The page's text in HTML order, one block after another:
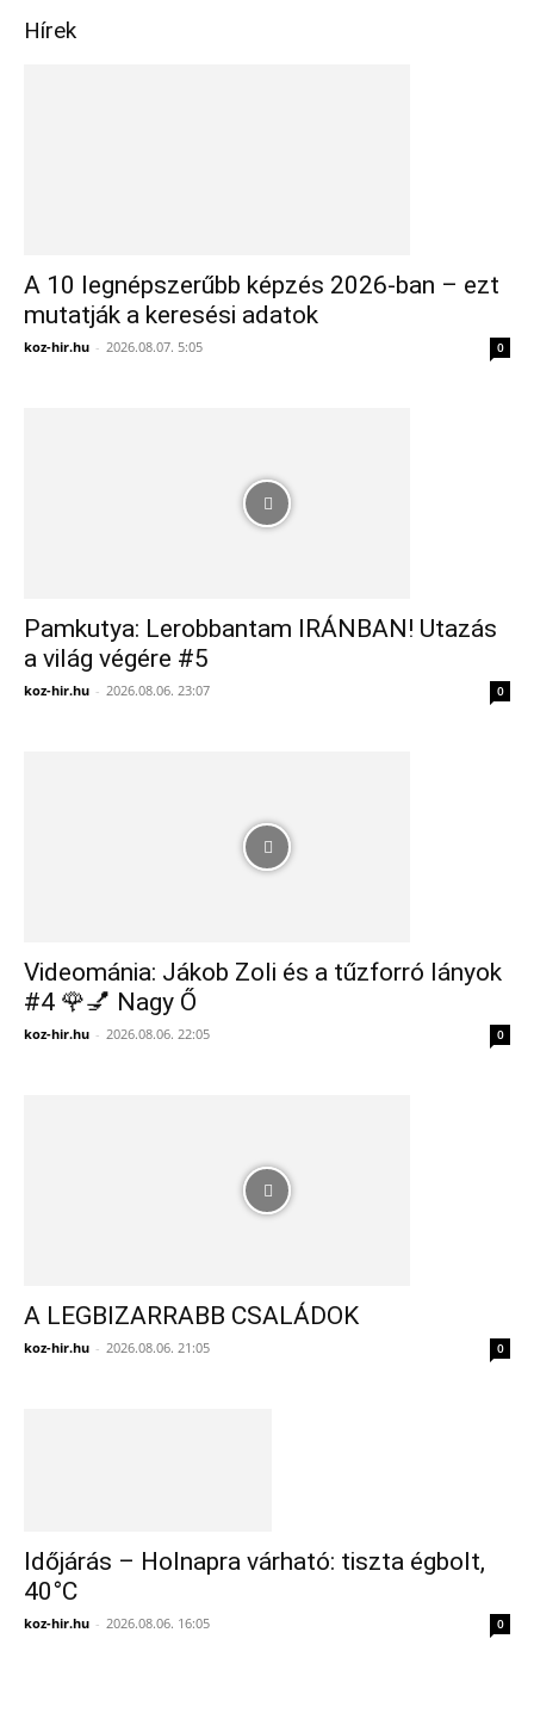
Hírek
A 10 legnépszerűbb képzés 2026-ban – ezt
mutatják a keresési adatok
koz-hir.hu - 2026.08.07. 5:05 0
Pamkutya: Lerobbantam IRÁNBAN! Utazás
a világ végére #5
koz-hir.hu - 2026.08.06. 23:07 0
Videománia: Jákob Zoli és a tűzforró lányok
#4 🌹💅 Nagy Ő
koz-hir.hu - 2026.08.06. 22:05 0
A LEGBIZARRABB CSALÁDOK
koz-hir.hu - 2026.08.06. 21:05 0
Időjárás – Holnapra várható: tiszta égbolt,
40°C
koz-hir.hu - 2026.08.06. 16:05 0